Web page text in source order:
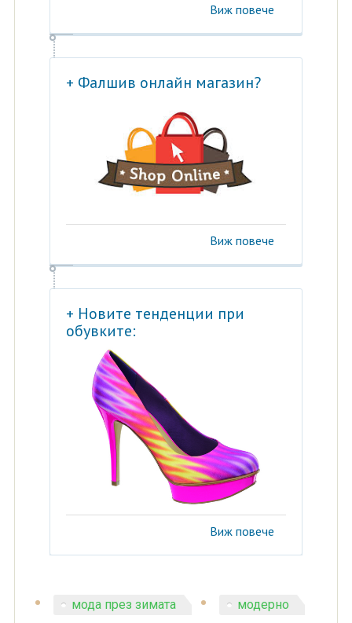
Виж повече
+ Фалшив онлайн магазин?
Виж повече
+ Новите тенденции при
обувките:
Виж повече
мода през зимата модерно